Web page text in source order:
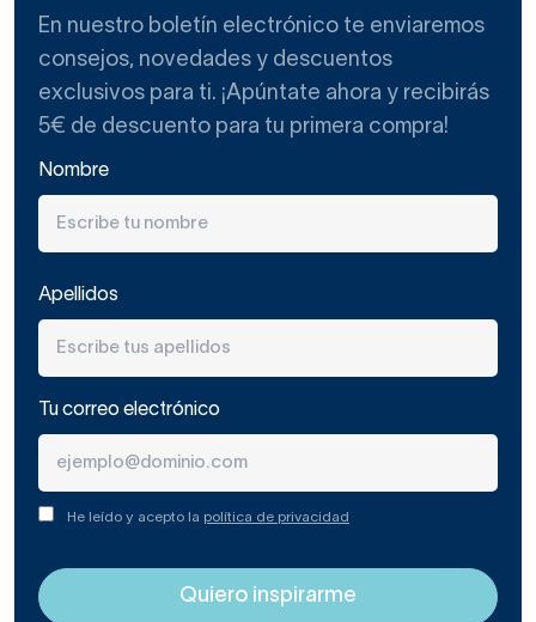
En nuestro boletín electrónico te enviaremos
consejos, novedades y descuentos
exclusivos para ti. ¡Apúntate ahora y recibirás
5€ de descuento para tu primera compra!
Nombre
Apellidos
Tu correo electrónico
He leído y acepto la política de privacidad